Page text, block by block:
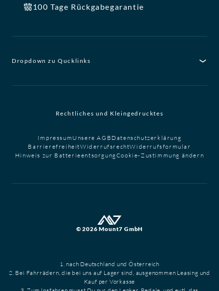
100 Tage Rückgabegarantie
Dropdown zu Qucklinks
Rechtliches und Kleingedrucktes
Impressum Unsere AGB Datenschutzerklärung
BarrierefreiheitWiderrufsrechtWiderrufsformular
Hinweis zur BatterieentsorgungCookie-Zustimmung ändern
© 2026 Mount7 GmbH
1. nach Deutschland und Österreich
2. Bei Fahrrädern, die bei uns auf Lager sind, ausgenommen Leasing und
Kauf per Vorkasse